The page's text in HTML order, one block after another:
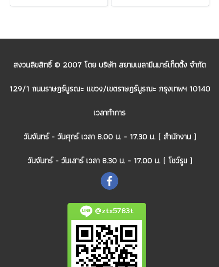
สงวนลิขสิทธิ์ © 2007 โดย บริษัท สยามเมลามีนมาร์เก็ตติ้ง จำกัด
129/1 ถนนราษฎร์บูรณะ แขวง/เขตราษฎร์บูรณะ กรุงเทพฯ 10140
เวลาทำการ
วันจันทร์ - วันศุกร์ เวลา 8.00 น. - 17.30 น. ( สำนักงาน )
วันจันทร์ - วันเสาร์ เวลา 8.30 น. - 17.00 น. ( โชว์รูม )
@ztx5783t